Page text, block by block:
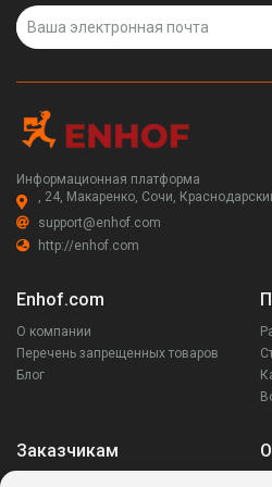
Информационная платформа
, 24, Макаренко, Сочи,
support@enhof.com
http://enhof.com
Enhof.com
О компании
Перечень запрещенных товаров
Блог
Заказчикам